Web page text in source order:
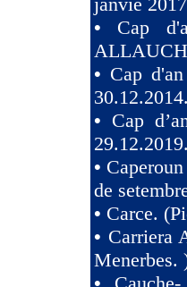
• Cap
• Cap
• Cap
•
de
• Carce.
• Carriera
Menerbes.